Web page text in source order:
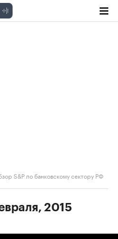
S&P по банковскому сектору РФ
2015